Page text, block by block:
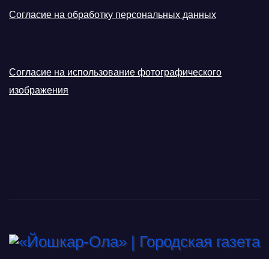
Согласие на обработку персональных данных
Согласие на использование фотографического
изображения